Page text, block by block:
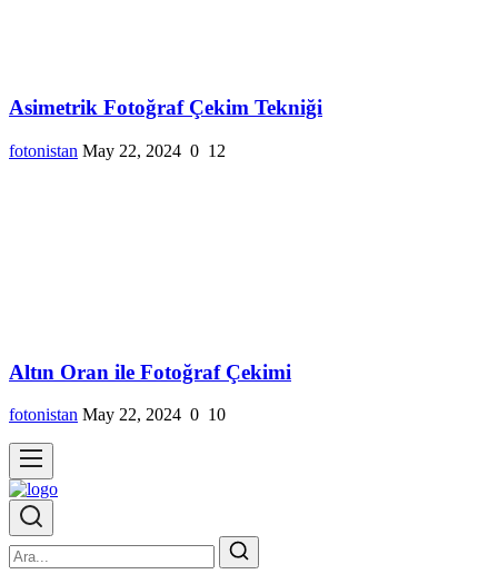
Asimetrik Fotoğraf Çekim Tekniği
fotonistan May 22, 2024 0 12
Altın Oran ile Fotoğraf Çekimi
fotonistan May 22, 2024 0 10